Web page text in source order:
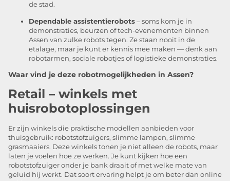
de stad.
Dependable assistentierobots – soms kom je in
demonstraties, beurzen of tech-evenementen binnen
Assen van zulke robots tegen. Ze staan nooit in de
etalage, maar je kunt er kennis mee maken — denk aan
robotarmen, sociale robotjes of logistieke demonstraties.
Waar vind je deze robotmogelijkheden in Assen?
Retail – winkels met
huisrobotoplossingen
Er zijn winkels die praktische modellen aanbieden voor
thuisgebruik: robotstofzuigers, slimme lampen, slimme
grasmaaiers. Deze winkels tonen je niet alleen de robots, maar
laten je voelen hoe ze werken. Je kunt kijken hoe een
robotstofzuiger onder je bank draait of met welke mate van
geluid hij werkt. Dat soort ervaring helpt je om beter dan online